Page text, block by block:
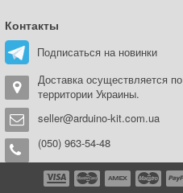
Контакты
Подписаться на новинки
Доставка осуществляется
территории Украины.
seller@arduino-kit.com.ua
(050) 963-54-48